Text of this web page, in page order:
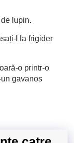
lupin.
l la frigider
o printr-o
gavanos